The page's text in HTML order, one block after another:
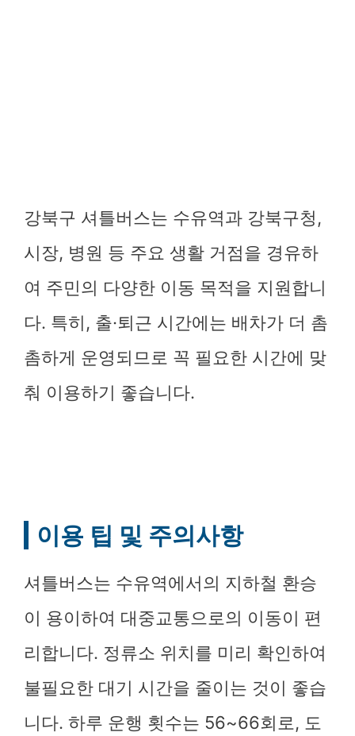
강북구 셔틀버스는 수유역과 강북구청,
시장, 병원 등 주요 생활 거점을 경유하
여 주민의 다양한 이동 목적을 지원합니
다. 특히, 출·퇴근 시간에는 배차가 더 촘
촘하게 운영되므로 꼭 필요한 시간에 맞
춰 이용하기 좋습니다.
이용 팁 및 주의사항
셔틀버스는 수유역에서의 지하철 환승
이 용이하여 대중교통으로의 이동이 편
리합니다. 정류소 위치를 미리 확인하여
불필요한 대기 시간을 줄이는 것이 좋습
니다. 하루 운행 횟수는 56~66회로, 도